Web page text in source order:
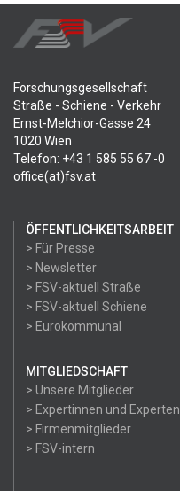
Forschungsgesellschaft
Straße - Schiene - Verkehr
Ernst-Melchior-Gasse 24
1020 Wien
Telefon: +43 1 585 55 67 -0
office(at)fsv.at
ÖFFENTLICHKEITSARBEIT
> Für Presse
> Newsletter
> FSV-aktuell Straße
> FSV-aktuell Schiene
> Eurokommunal
MITGLIEDSCHAFT
> Unsere Mitglieder
> Expertinnen und Experten
> Firmenmitglieder
> FSV-intern